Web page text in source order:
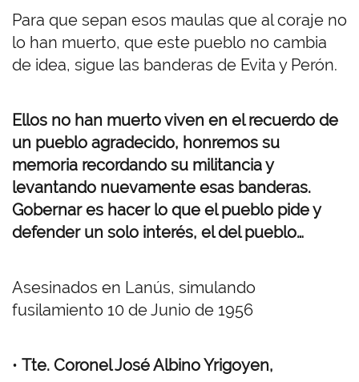
Para que sepan esos maulas que al coraje no
lo han muerto, que este pueblo no cambia
de idea, sigue las banderas de Evita y Perón.
Ellos no han muerto viven en el recuerdo de
un pueblo agradecido, honremos su
memoria recordando su militancia y
levantando nuevamente esas banderas.
Gobernar es hacer lo que el pueblo pide y
defender un solo interés, el del pueblo…
Asesinados en Lanús, simulando
fusilamiento 10 de Junio de 1956
• Tte. Coronel José Albino Yrigoyen,